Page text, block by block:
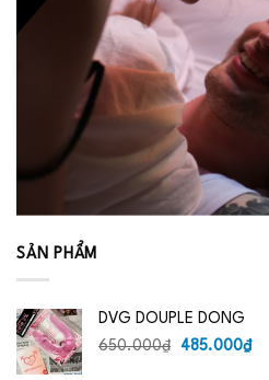
SẢN PHẨM
DVG DOUPLE DONG
650.000₫
Giá
485.000₫Giá